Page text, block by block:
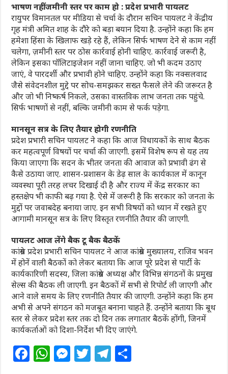
भाषण नहीं जमीनी स्तर पर काम हो : प्रदेश प्रभारी पायलट
रायुपर विमानतल पर मीडिया से चर्चा के दौरान सचिन पायलट ने केंद्रीय
गृह मंत्री अमित शाह के दौरे को बड़ा बयान दिया है. उन्होंने कहा कि हम
हमेशा हिंसा के खिलाफ खड़े रहे हैं, लेकिन सिर्फ भाषण देने से काम नहीं
चलेगा, ज़मीनी स्तर पर ठोस कार्रवाई होनी चाहिए. कार्रवाई जरूरी है,
लेकिन इसका पॉलिटाइजेशन नहीं जाना चाहिए. जो भी कदम उठाए
जाएं, वे पारदर्शी और प्रभावी होने चाहिए. उन्होंने कहा कि नक्सलवाद
जैसे संवेदनशील मुद्दे पर सोच-समझकर सख्त फैसले लेने की जरूरत है
और जो भी निष्कर्ष निकले, उसका वास्तविक लाभ जनता तक पहुंचे.
सिर्फ भाषणों से नहीं, बल्कि जमीनी काम से फर्क पड़ेगा.
मानसून सत्र के लिए तैयार होगी रणनीति
प्रदेश प्रभारी सचिन पायलट ने कहा कि आज विधायकों के साथ बैठक
कर महत्वपूर्ण विषयों पर चर्चा की जाएगी. इसमें विशेष रूप से यह तय
किया जाएगा कि सदन के भीतर जनता की आवाज को प्रभावी ढंग से
कैसे उठाया जाए. शासन-प्रशासन के डेढ़ साल के कार्यकाल में कानून
व्यवस्था पूरी तरह लचर दिखाई दी है और राज्य में केंद्र सरकार का
हस्तक्षेप भी काफी बढ़ गया है. ऐसे में जरूरी है कि सरकार को जनता के
मुद्दों पर जवाबदेह बनाया जाए. इन सभी विषयों को ध्यान में रखते हुए
आगामी मानसून सत्र के लिए विस्तृत रणनीति तैयार की जाएगी.
पायलट आज लेंगे बैक टू बैक बैठकें
कांग्रेस प्रदेश प्रभारी सचिन पायलट ने आज कांग्रेस मुख्यालय, राजिव भवन
में होनें वाली बैठकों को लेकर बताया कि आज पूरे प्रदेश से पार्टी के
कार्यकारिणी सदस्य, जिला कांग्रेस अध्यक्ष और विभिन्न संगठनों के प्रमुख
सेल्स की बैठक ली जाएगी. इन बैठकों में सभी से रिपोर्ट ली जाएगी और
आने वाले समय के लिए रणनीति तैयार की जाएगी. उन्होंने कहा कि हम
अभी से अपने संगठन को मजबूत बनाना चाहते हैं. उन्होंने बताया कि बूथ
स्तर से लेकर प्रदेश स्तर तक दो दिन तक लगातार बैठकें होंगी, जिनमें
कार्यकर्ताओं को दिशा-निर्देश भी दिए जाएंगे.
F W M T T